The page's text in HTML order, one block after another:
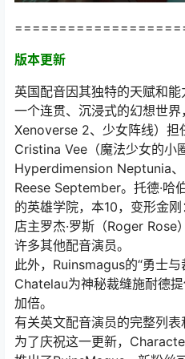
版本更新
英国配音因其独特的天赋和
一个连贯、沉浸式的幻想世界
Xenoverse 2、少女阵线）担
Cristina Vee（魔法少女的小
Hyperdimension Neptunia
Reese September。托德·
的英雄学院，本10，变形金
店主罗杰·罗斯（Roger Rose
许多其他配音演员。
此外，Ruinsmagus的“勇士
Chatelau为神秘裁缝施耐德
加倍。
有关英文配音演员的完整列
为了庆祝这一更新，